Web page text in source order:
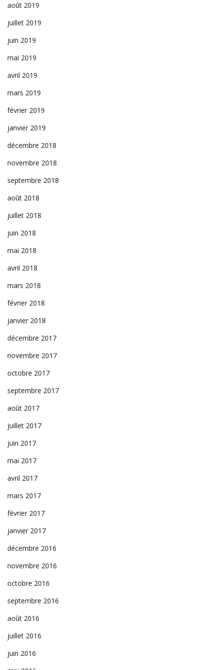
août 2019
juillet 2019
juin 2019
mai 2019
avril 2019
mars 2019
février 2019
janvier 2019
décembre 2018
novembre 2018
septembre 2018
août 2018
juillet 2018
juin 2018
mai 2018
avril 2018
mars 2018
février 2018
janvier 2018
décembre 2017
novembre 2017
octobre 2017
septembre 2017
août 2017
juillet 2017
juin 2017
mai 2017
avril 2017
mars 2017
février 2017
janvier 2017
décembre 2016
novembre 2016
octobre 2016
septembre 2016
août 2016
juillet 2016
juin 2016